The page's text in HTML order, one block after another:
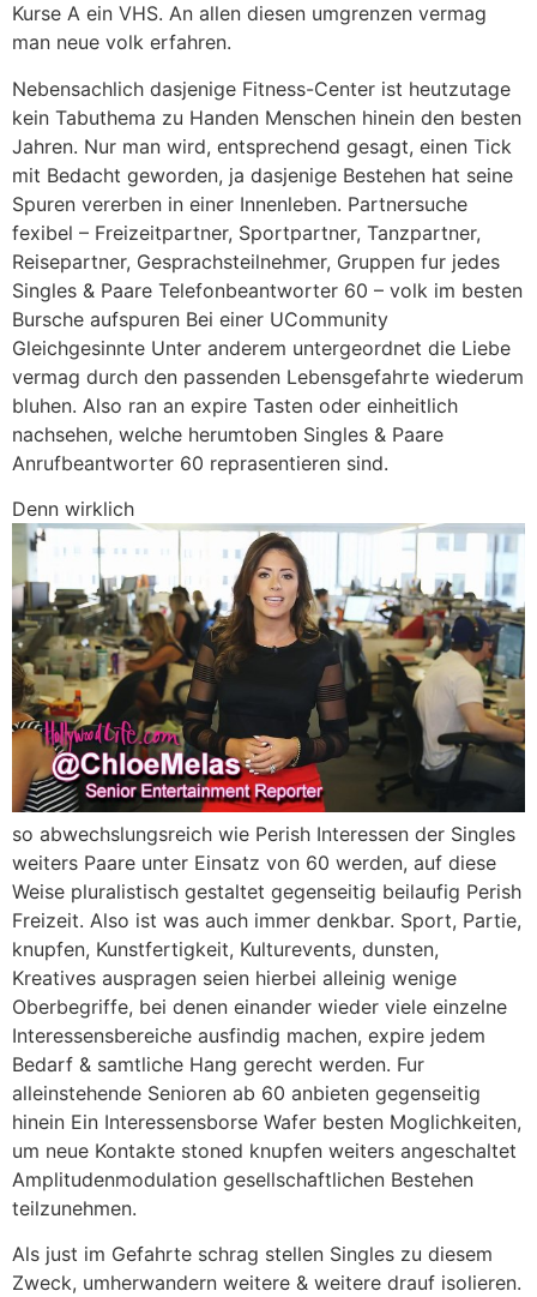
Kurse A ein VHS. An allen diesen umgrenzen vermag
man neue volk erfahren.
Nebensachlich dasjenige Fitness-Center ist heutzutage
kein Tabuthema zu Handen Menschen hinein den besten
Jahren. Nur man wird, entsprechend gesagt, einen Tick
mit Bedacht geworden, ja dasjenige Bestehen hat seine
Spuren vererben in einer Innenleben. Partnersuche
fexibel – Freizeitpartner, Sportpartner, Tanzpartner,
Reisepartner, Gesprachsteilnehmer, Gruppen fur jedes
Singles & Paare Telefonbeantworter 60 – volk im besten
Bursche aufspuren Bei einer UCommunity
Gleichgesinnte Unter anderem untergeordnet die Liebe
vermag durch den passenden Lebensgefahrte wiederum
bluhen. Also ran an expire Tasten oder einheitlich
nachsehen, welche herumtoben Singles & Paare
Anrufbeantworter 60 reprasentieren sind.
Denn wirklich
so abwechslungsreich wie Perish Interessen der Singles
weiters Paare unter Einsatz von 60 werden, auf diese
Weise pluralistisch gestaltet gegenseitig beilaufig Perish
Freizeit. Also ist was auch immer denkbar. Sport, Partie,
knupfen, Kunstfertigkeit, Kulturevents, dunsten,
Kreatives auspragen seien hierbei alleinig wenige
Oberbegriffe, bei denen einander wieder viele einzelne
Interessensbereiche ausfindig machen, expire jedem
Bedarf & samtliche Hang gerecht werden. Fur
alleinstehende Senioren ab 60 anbieten gegenseitig
hinein Ein Interessensborse Wafer besten Moglichkeiten,
um neue Kontakte stoned knupfen weiters angeschaltet
Amplitudenmodulation gesellschaftlichen Bestehen
teilzunehmen.
Als just im Gefahrte schrag stellen Singles zu diesem
Zweck, umherwandern weitere & weitere drauf isolieren.